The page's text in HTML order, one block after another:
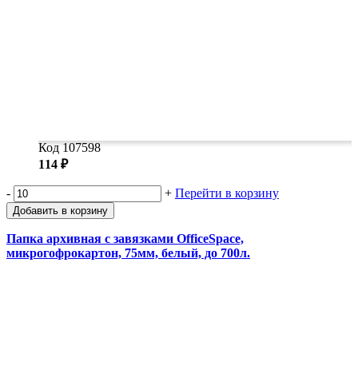
Код 107598
114 ₽
- + Перейти в корзину
Добавить в корзину
Папка архивная с завязками OfficeSpace,
микрогофрокартон, 75мм, белый, до 700л.